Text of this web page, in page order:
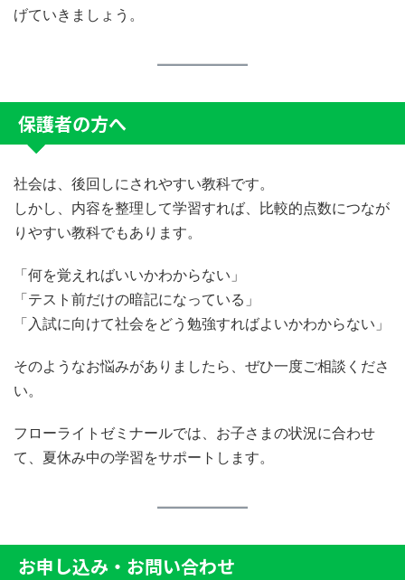
げていきましょう。
保護者の方へ
社会は、後回しにされやすい教科です。
しかし、内容を整理して学習すれば、比較的点数につなが
りやすい教科でもあります。
「何を覚えればいいかわからない」
「テスト前だけの暗記になっている」
「入試に向けて社会をどう勉強すればよいかわからない」
そのようなお悩みがありましたら、ぜひ一度ご相談くださ
い。
フローライトゼミナールでは、お子さまの状況に合わせ
て、夏休み中の学習をサポートします。
お申し込み・お問い合わせ